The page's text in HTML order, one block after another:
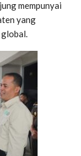
mempunyai
yang